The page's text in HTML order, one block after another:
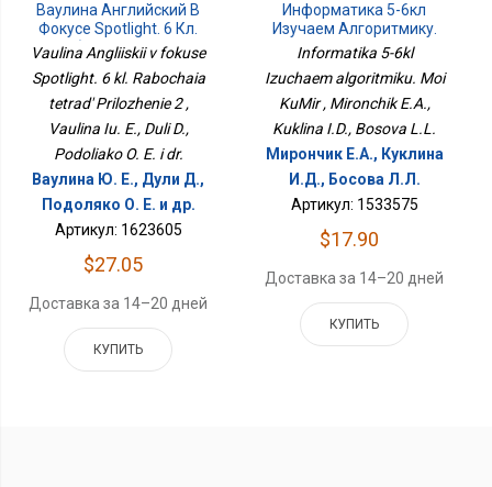
Ваулина Английский В
Фокусе Spotlight. 6 Кл.
Рабочая Тетрадь
Приложение 2
Vaulina Angliiskii v fokuse
Spotlight. 6 kl. Rabochaia
tetrad' Prilozhenie 2 ,
Vaulina Iu. E., Duli D.,
Podoliako O. E. i dr.
Ваулина Ю. Е., Дули Д.,
Подоляко О. Е. и др.
Артикул: 1623605
$27.05
Доставка за 14–20 дней
КУПИТЬ
Информатика 5-6кл
Изучаем Алгоритмику.
Мой КуМир
Informatika 5-6kl
Izuchaem algoritmiku. Moi
KuMir , Mironchik E.A.,
Kuklina I.D., Bosova L.L.
Мирончик Е.А., Куклина
И.Д., Босова Л.Л.
Артикул: 1533575
$17.90
Доставка за 14–20 дней
КУПИТЬ